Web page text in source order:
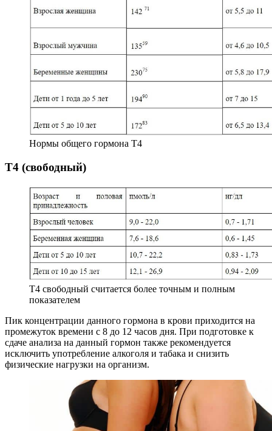
Нормы общего гормона Т4
Т4 (свободный)
Т4 свободный считается более точным и полным
показателем
Пик концентрации данного гормона в крови приходится на
промежуток времени с 8 до 12 часов дня. При подготовке к
сдаче анализа на данный гормон также рекомендуется
исключить употребление алкоголя и табака и снизить
физические нагрузки на организм.